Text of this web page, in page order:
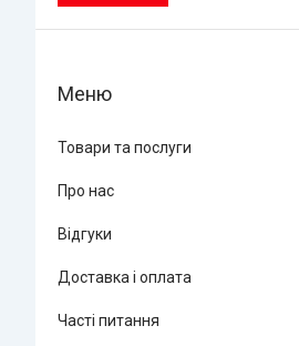
Товари та послуги
Про нас
Відгуки
Доставка і оплата
Часті питання